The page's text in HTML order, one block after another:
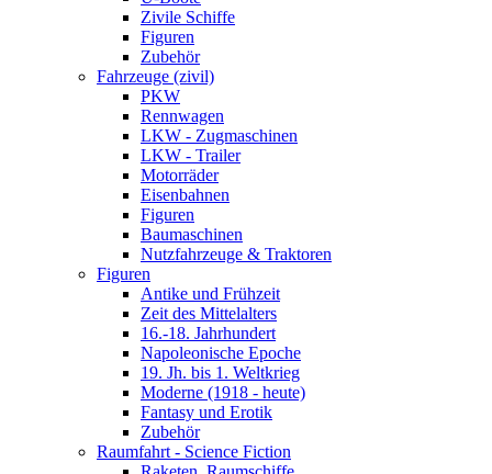
Zivile Schiffe
Figuren
Zubehör
Fahrzeuge (zivil)
PKW
Rennwagen
LKW - Zugmaschinen
LKW - Trailer
Motorräder
Eisenbahnen
Figuren
Baumaschinen
Nutzfahrzeuge & Traktoren
Figuren
Antike und Frühzeit
Zeit des Mittelalters
16.-18. Jahrhundert
Napoleonische Epoche
19. Jh. bis 1. Weltkrieg
Moderne (1918 - heute)
Fantasy und Erotik
Zubehör
Raumfahrt - Science Fiction